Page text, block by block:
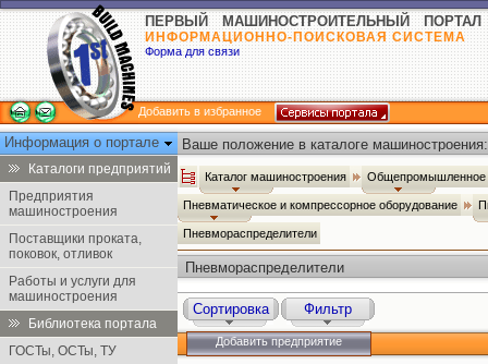
ПЕРВЫЙ МАШИНОСТРОИТЕЛЬНЫЙ ПОРТАЛ
ИНФОРМАЦИОННО-ПОИСКОВАЯ СИСТЕМА
Форма для связи
Добавить в избранное
Информация о портале
Каталоги предприятий
Предприятия
машиностроения
Поставщики проката,
поковок, отливок
Работы и услуги для
машиностроения
Библиотека портала
ГОСТы, ОСТы, ТУ
Ваше положение в каталоге машиностроения:
Каталог машиностроения Общепромышленное
Пневматическое и компрессорное оборудование
Пневмораспределители
Пневмораспределители
Сортировка Фильтр
Добавить предприятие